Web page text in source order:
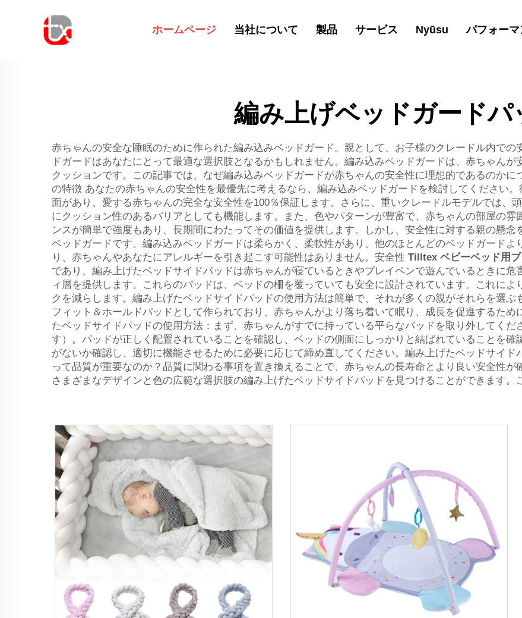
ホームページ 当社について 製品 サービス Nyūsu パフォー
編み上げベッドガードパ
赤ちゃんの安全な睡眠のために作られた編み込みベッドガード。親として、お子様のクレードル内で
ドガードはあなたにとって最適な選択肢となるかもしれません。編み込みベッドガードは、赤ちゃん
クッションです。この記事では、なぜ編み込みベッドガードが赤ちゃんの安全性に理想的であるのか
の特徴 あなたの赤ちゃんの安全性を最優先に考えるなら、編み込みベッドガードを検討してください
面があり、愛する赤ちゃんの完全な安全性を100％保証します。さらに、重いクレードルモデルでは、
にクッション性のあるバリアとしても機能します。また、色やパターンが豊富で、赤ちゃんの部屋の
ンスが簡単で強度もあり、長期間にわたってその価値を提供します。しかし、安全性に対する親の懸
ベッドガードです。編み込みベッドガードは柔らかく、柔軟性があり、他のほとんどのベッドガード
り、赤ちゃんやあなたにアレルギーを引き起こす可能性はありません。安全性 Tilltex ベビーベッド用
であり、編み上げたベッドサイドパッドは赤ちゃんが寝ているときやプレイペンで遊んでいるときに
ィ層を提供します。これらのパッドは、ベッドの柵を覆っていても安全に設計されています。これに
クを減らします。編み上げたベッドサイドパッドの使用方法は簡単で、それが多くの親がそれらを選
フィット＆ホールドパッドとして作られており、赤ちゃんがより落ち着いて眠り、成長を促進するた
たベッドサイドパッドの使用方法：まず、赤ちゃんがすでに持っている平らなパッドを取り外してくだ
す）。パッドが正しく配置されていることを確認し、ベッドの側面にしっかりと結ばれていることを
がないか確認し、適切に機能させるために必要に応じて締め直してください。編み上げたベッドサイド
って品質が重要なのか？品質に関わる事項を置き換えることで、赤ちゃんの長寿命とより良い安全性が
さまざまなデザインと色の広範な選択肢の編み上げたベッドサイドパッドを見つけることができます。